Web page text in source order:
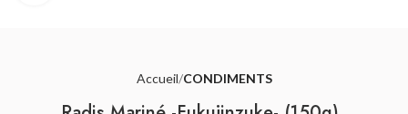
Accueil CONDIMENTS